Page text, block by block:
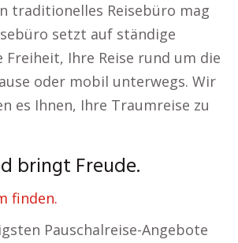
traditionelles Reisebüro mag
setzt auf ständige
Ihre Reise rund um die
oder mobil unterwegs. Wir
es Ihnen, Ihre Traumreise zu
bringt Freude.
finden.
Pauschalreise-Angebote